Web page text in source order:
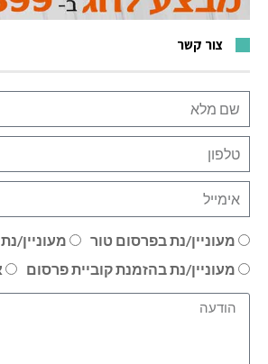
צור קשר
מעוניין/נת בפרסום טור
מעוניין/
מעוניין/נת בהזמנת קוביית פרסום